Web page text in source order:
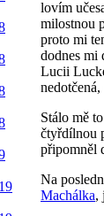
lovím
milostnou
proto mi
dodnes mi
Lucii
Stálo mě
čtyřdílnou
připomněl
Na
Machálka,